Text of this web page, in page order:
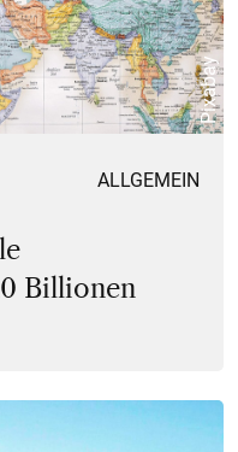
Pixabay
ALLGEMEIN
Billionen